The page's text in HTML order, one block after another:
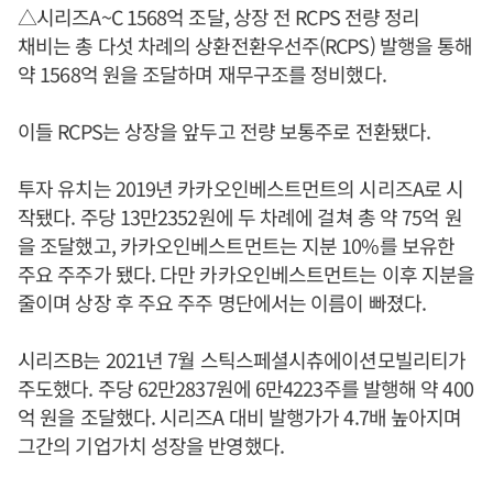
△시리즈A~C 1568억 조달, 상장 전 RCPS 전량 정리
채비는 총 다섯 차례의 상환전환우선주(RCPS) 발행을 통해
약 1568억 원을 조달하며 재무구조를 정비했다.
이들 RCPS는 상장을 앞두고 전량 보통주로 전환됐다.
투자 유치는 2019년 카카오인베스트먼트의 시리즈A로 시
작됐다. 주당 13만2352원에 두 차례에 걸쳐 총 약 75억 원
을 조달했고, 카카오인베스트먼트는 지분 10%를 보유한
주요 주주가 됐다. 다만 카카오인베스트먼트는 이후 지분을
줄이며 상장 후 주요 주주 명단에서는 이름이 빠졌다.
시리즈B는 2021년 7월 스틱스페셜시츄에이션모빌리티가
주도했다. 주당 62만2837원에 6만4223주를 발행해 약 400
억 원을 조달했다. 시리즈A 대비 발행가가 4.7배 높아지며
그간의 기업가치 성장을 반영했다.